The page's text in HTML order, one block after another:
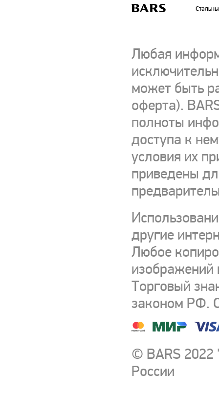
Любая
может быть
оферта).
полноты
доступа к
условия их
приведены
другие
Любое
изображений
Торговый
законом РФ.
© BARS
России